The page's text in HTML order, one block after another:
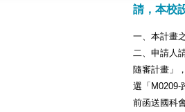
請，本校
一、本計畫
二、申請人
隨審計畫」
選「M0209-
前函送國科